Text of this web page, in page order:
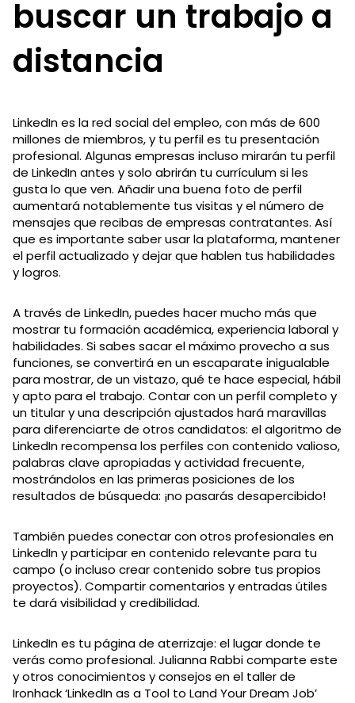
buscar un trabajo a
distancia
LinkedIn es la red social del empleo, con más de 600
millones de miembros, y tu perfil es tu presentación
profesional. Algunas empresas incluso mirarán tu perfil
de LinkedIn antes y solo abrirán tu currículum si les
gusta lo que ven. Añadir una buena foto de perfil
aumentará notablemente tus visitas y el número de
mensajes que recibas de empresas contratantes. Así
que es importante saber usar la plataforma, mantener
el perfil actualizado y dejar que hablen tus habilidades
y logros.
A través de LinkedIn, puedes hacer mucho más que
mostrar tu formación académica, experiencia laboral y
habilidades. Si sabes sacar el máximo provecho a sus
funciones, se convertirá en un escaparate inigualable
para mostrar, de un vistazo, qué te hace especial, hábil
y apto para el trabajo. Contar con un perfil completo y
un titular y una descripción ajustados hará maravillas
para diferenciarte de otros candidatos: el algoritmo de
LinkedIn recompensa los perfiles con contenido valioso,
palabras clave apropiadas y actividad frecuente,
mostrándolos en las primeras posiciones de los
resultados de búsqueda: ¡no pasarás desapercibido!
También puedes conectar con otros profesionales en
LinkedIn y participar en contenido relevante para tu
campo (o incluso crear contenido sobre tus propios
proyectos). Compartir comentarios y entradas útiles
te dará visibilidad y credibilidad.
LinkedIn es tu página de aterrizaje: el lugar donde te
verás como profesional. Julianna Rabbi comparte este
y otros conocimientos y consejos en el taller de
Ironhack ‘LinkedIn as a Tool to Land Your Dream Job’